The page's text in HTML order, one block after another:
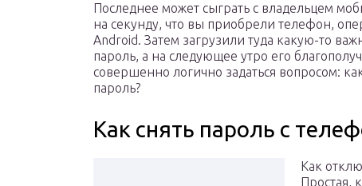
Последнее может сыграть с владельцем
на секунду, что вы приобрели телефон,
Android. Затем загрузили туда какую-то
пароль, а на следующее утро его
совершенно логично задаться вопросом:
пароль?
Как снять пароль с
Как
Простая,